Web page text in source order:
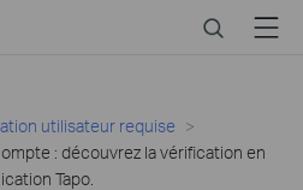
SearchMenu
utilisateur requise
: découvrez la vérification en
Tapo.